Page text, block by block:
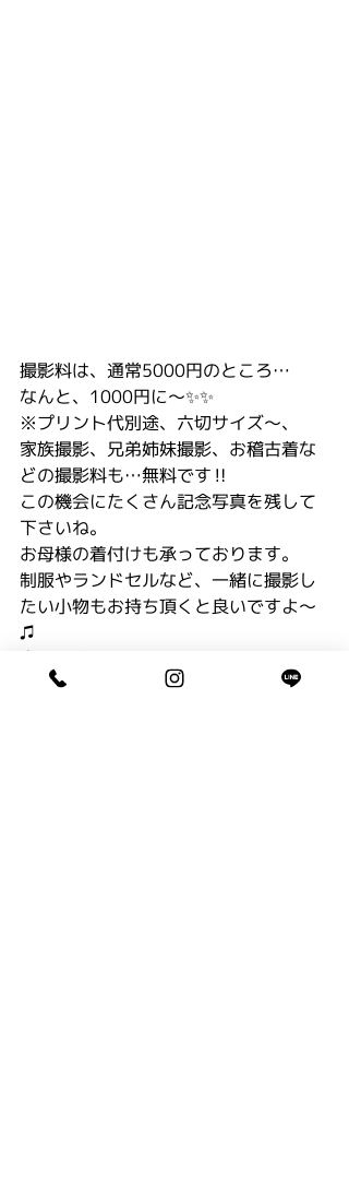
撮影料は、通常5000円のところ…
なんと、1000円に〜✨✨
※プリント代別途、六切サイズ〜、
家族撮影、兄弟姉妹撮影、お稽古着な
どの撮影料も…無料です‼️
この機会にたくさん記念写真を残して
下さいね。
お母様の着付けも承っております。
制服やランドセルなど、一緒に撮影し
たい小物もお持ち頂くと良いですよ〜
♫
春の入学キャンペーン、おトクなこの
チャンスをお見逃しなく〜🌸